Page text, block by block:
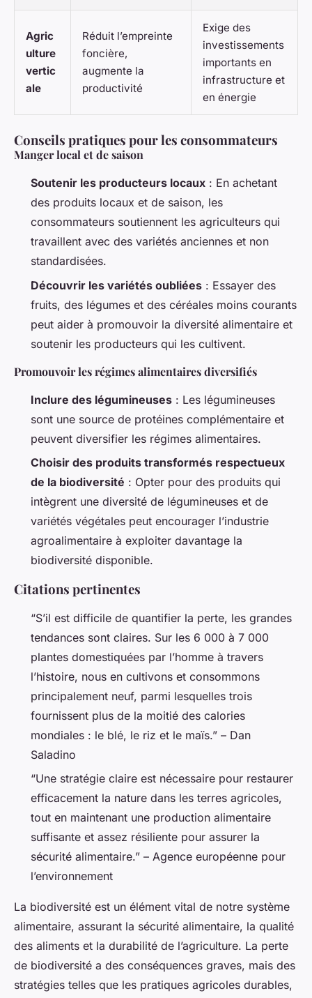
Agric
ulture
vertic
ale
Réduit l’empreinte
foncière,
augmente la
productivité
Exige des
investissements
importants en
infrastructure et
en énergie
Conseils pratiques pour les consommateurs
Manger local et de saison
Soutenir les producteurs locaux : En achetant
des produits locaux et de saison, les
consommateurs soutiennent les agriculteurs qui
travaillent avec des variétés anciennes et non
standardisées.
Découvrir les variétés oubliées : Essayer des
fruits, des légumes et des céréales moins courants
peut aider à promouvoir la diversité alimentaire et
soutenir les producteurs qui les cultivent.
Promouvoir les régimes alimentaires diversifiés
Inclure des légumineuses : Les légumineuses
sont une source de protéines complémentaire et
peuvent diversifier les régimes alimentaires.
Choisir des produits transformés respectueux
de la biodiversité : Opter pour des produits qui
intègrent une diversité de légumineuses et de
variétés végétales peut encourager l’industrie
agroalimentaire à exploiter davantage la
biodiversité disponible.
Citations pertinentes
“S’il est difficile de quantifier la perte, les grandes
tendances sont claires. Sur les 6 000 à 7 000
plantes domestiquées par l’homme à travers
l’histoire, nous en cultivons et consommons
principalement neuf, parmi lesquelles trois
fournissent plus de la moitié des calories
mondiales : le blé, le riz et le maïs.” – Dan
Saladino
“Une stratégie claire est nécessaire pour restaurer
efficacement la nature dans les terres agricoles,
tout en maintenant une production alimentaire
suffisante et assez résiliente pour assurer la
sécurité alimentaire.” – Agence européenne pour
l’environnement
La biodiversité est un élément vital de notre système
alimentaire, assurant la sécurité alimentaire, la qualité
des aliments et la durabilité de l’agriculture. La perte
de biodiversité a des conséquences graves, mais des
stratégies telles que les pratiques agricoles durables,